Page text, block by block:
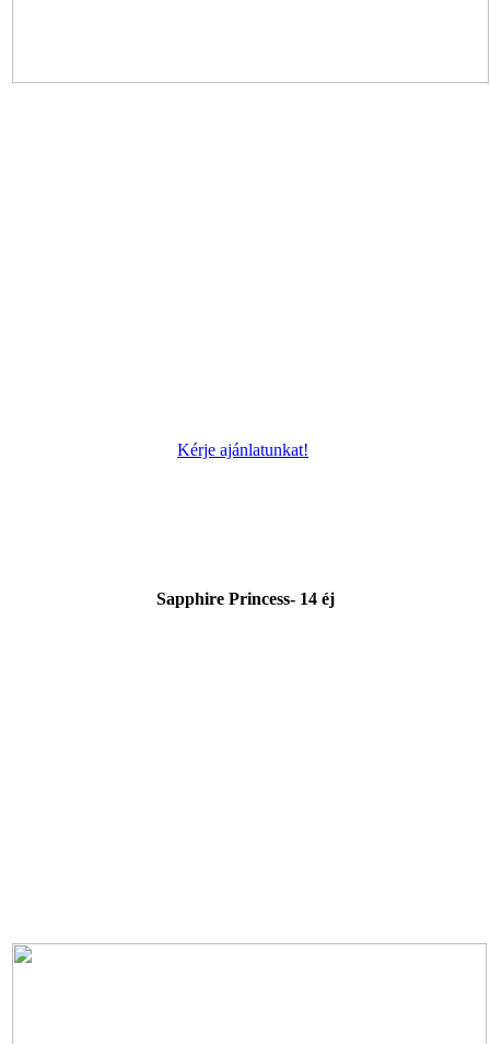
Kérje ajánlatunkat!
Sapphire Princess- 14 éj